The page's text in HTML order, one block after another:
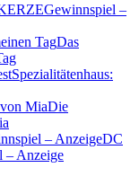
Gewinnspiel –
Das
Spezialitätenhaus:
Die
DC
– Anzeige